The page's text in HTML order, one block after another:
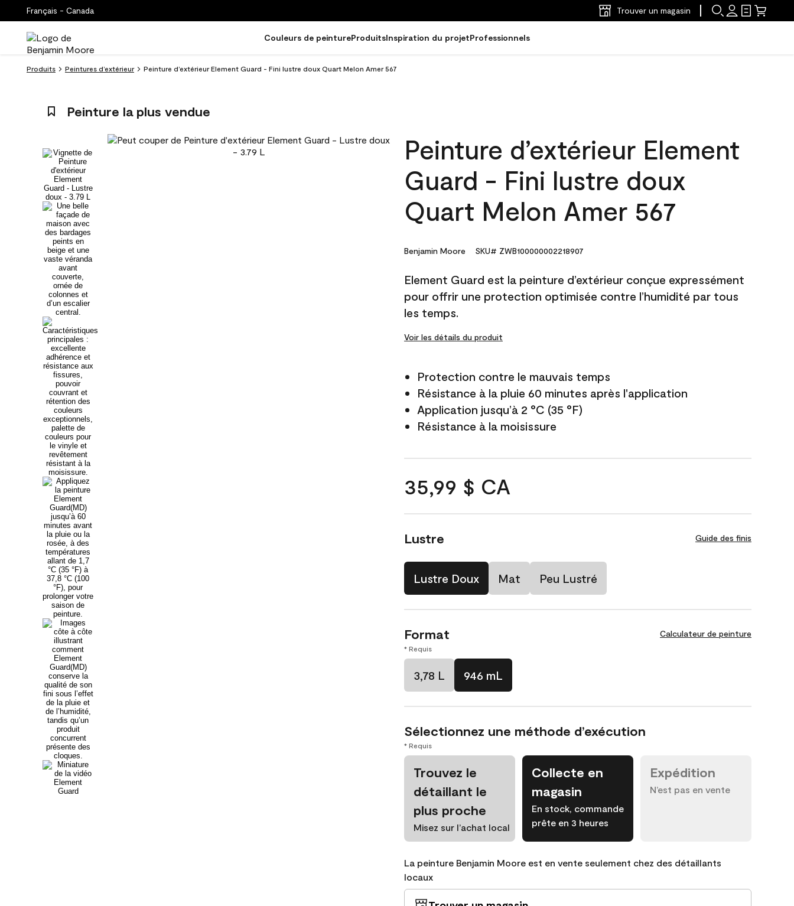
Français - Canada Trouver un magasin
Couleurs de peintureProduitsInspiration du projetProfessionnels
Produits Peintures d’extérieur Peinture d’extérieur Element Guard - Fini lustre doux Quart Melon Amer 567
Peinture la plus vendue
Peinture d’extérieur Element
Guard - Fini lustre doux
Quart Melon Amer 567
Benjamin Moore SKU# ZWB100000002218907
Element Guard est la peinture d’extérieur conçue expressément
pour offrir une protection optimisée contre l’humidité par tous
les temps.
Voir les détails du produit
Protection contre le mauvais temps
Résistance à la pluie 60 minutes après l'application
Application jusqu’à 2 °C (35 °F)
Résistance à la moisissure
35,99 $ CA
Lustre Guide des finis
Lustre Doux Mat Peu Lustré
Format Calculateur de peinture
* Requis
3,78 L 946 mL
Sélectionnez une méthode d’exécution
* Requis
Trouvez le
détaillant le
plus proche
Misez sur l’achat local
Collecte en
magasin
En stock, commande
prête en 3 heures
Expédition
N’est pas en vente
La peinture Benjamin Moore est en vente seulement chez des détaillants
locaux